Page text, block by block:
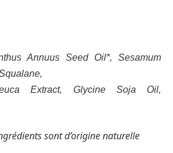
Annuus Seed Oil*, Sesamum
Extract, Glycine Soja Oil,
sont d’origine naturelle